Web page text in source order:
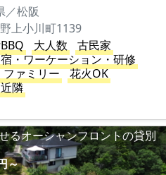
／松阪
上小川町1139
大人数
古民家
・ワーケーション・研修
ファミリー
花火OK
隣
るオーシャンフロントの貸別
～